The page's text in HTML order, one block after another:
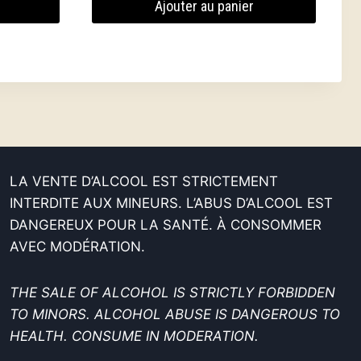
Ajouter au panier
LA VENTE D’ALCOOL EST STRICTEMENT
INTERDITE AUX MINEURS. L’ABUS D’ALCOOL EST
DANGEREUX POUR LA SANTÉ. À CONSOMMER
AVEC MODÉRATION.
THE SALE OF ALCOHOL IS STRICTLY FORBIDDEN
TO MINORS. ALCOHOL ABUSE IS DANGEROUS TO
HEALTH. CONSUME IN MODERATION.